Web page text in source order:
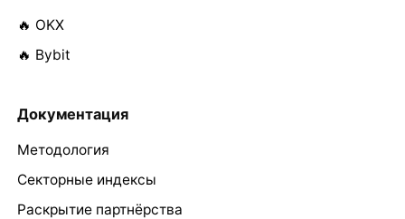
🔥 OKX
🔥 Bybit
Документация
Методология
Секторные индексы
Раскрытие партнёрства